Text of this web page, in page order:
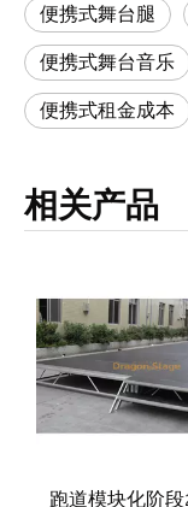
便携式舞台腿
便携式舞台音乐
便携式租金成本
相关产品
为教堂十字军东